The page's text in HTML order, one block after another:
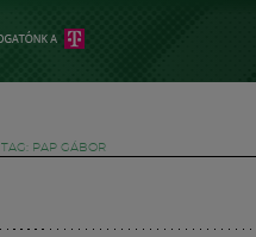
TAG: PAP GÁBOR